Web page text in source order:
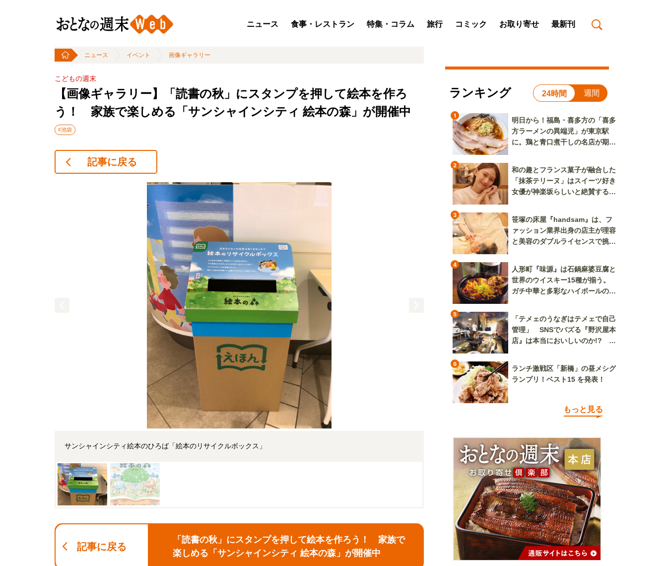
ニュース 食事・レストラン 特集・コラム 旅行 コミック お取り寄せ 最新刊
ニュース イベント 画像ギャラリー
こどもの週末
【画像ギャラリー】「読書の秋」にスタンプを押して絵本を作ろ
う！ 家族で楽しめる「サンシャインシティ 絵本の森」が開催中
#池袋
記事に戻る
サンシャインシティ絵本のひろば「絵本のリサイクルボックス」
記事に戻る
「読書の秋」にスタンプを押して絵本を作ろう！ 家族で
楽しめる「サンシャインシティ 絵本の森」が開催中
ランキング 24時間 週間
1
明日から！福島・喜多方の「喜多
方ラーメンの異端児」が東京駅
に。鶏と青口煮干しの名店が期間
2
和の趣とフランス菓子が融合した
「抹茶テリーヌ」はスイーツ好き
女優が神楽坂らしいと絶賛する逸
3
笹塚の床屋『handsam』は、フ
ァッション業界出身の店主が理容
と美容のダブルライセンスで挑む
4
人形町『味源』は石鍋麻婆豆腐と
世界のウイスキー15種が揃う。
ガチ中華と多彩なハイボールの組
5
「テメェのうなぎはテメェで自己
管理」 SNSでバズる『野沢屋本
店』は本当においしいのか!? い
6
ランチ激戦区「新橋」の昼メシグ
ランプリ！ベスト15 を発表！
もっと見る